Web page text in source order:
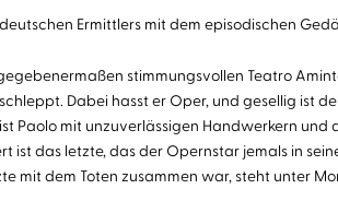
Ermittlers mit dem episodischen
stimmungsvollen Teatro
Dabei hasst er Oper, und gesellig ist
Paolo mit unzuverlässigen Handwerkern
ist das letzte, das der Opernstar jemals in
mit dem Toten zusammen war, steht unter